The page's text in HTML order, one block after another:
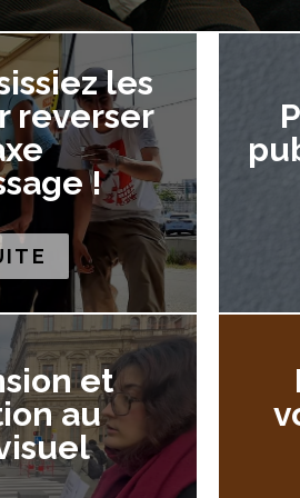
les
reverser
!
et
au